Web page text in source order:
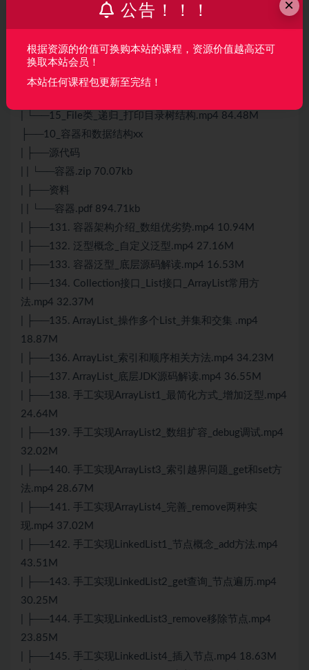
| ├──09_DateFormat时间格式化类.mp4 112.35M
| ├──11_Math类和Random类.mp4 55.18M
| ├──12_File类的用法.mp4 101.43M
| ├──13_枚举_switch语句复习.mp4 69.41M
| └──15_File类_递归_打印目录树结构.mp4 84.48M
├──10_容器和数据结构xx
| ├──源代码
| | └──容器.zip 70.07kb
| ├──资料
| | └──容器.pdf 894.71kb
| ├──131. 容器架构介绍_数组优劣势.mp4 10.94M
| ├──132. 泛型概念_自定义泛型.mp4 27.16M
| ├──133. 容器泛型_底层源码解读.mp4 16.53M
| ├──134. Collection接口_List接口_ArrayList常用方
法.mp4 32.37M
| ├──135. ArrayList_操作多个List_并集和交集 .mp4
18.87M
| ├──136. ArrayList_索引和顺序相关方法.mp4 34.23M
| ├──137. ArrayList_底层JDK源码解读.mp4 36.55M
| ├──138. 手工实现ArrayList1_最简化方式_增加泛型.mp4
24.64M
| ├──139. 手工实现ArrayList2_数组扩容_debug调试.mp4
32.02M
| ├──140. 手工实现ArrayList3_索引越界问题_get和set方
法.mp4 28.67M
| ├──141. 手工实现ArrayList4_完善_remove两种实
现.mp4 37.02M
| ├──142. 手工实现LinkedList1_节点概念_add方法.mp4
43.51M
| ├──143. 手工实现LinkedList2_get查询_节点遍历.mp4
30.25M
| ├──144. 手工实现LinkedList3_remove移除节点.mp4
23.85M
| ├──145. 手工实现LinkedList4_插入节点.mp4 18.63M
×
公告！！！
根据资源的价值可换购本站的课程，资源价值越高还可
换取本站会员！
本站任何课程包更新至完结！